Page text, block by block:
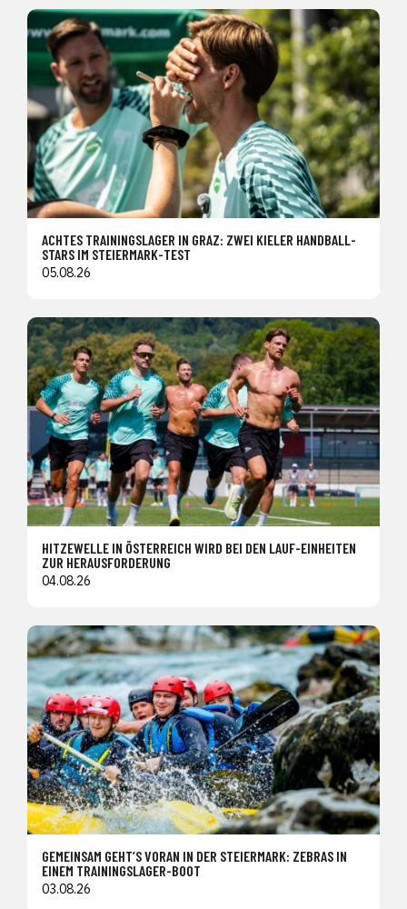
ACHTES TRAININGSLAGER IN GRAZ: ZWEI KIELER HANDBALL-
STARS IM STEIERMARK-TEST
05.08.26
HITZEWELLE IN ÖSTERREICH WIRD BEI DEN LAUF-EINHEITEN
ZUR HERAUSFORDERUNG
04.08.26
GEMEINSAM GEHT’S VORAN IN DER STEIERMARK: ZEBRAS IN
EINEM TRAININGSLAGER-BOOT
03.08.26